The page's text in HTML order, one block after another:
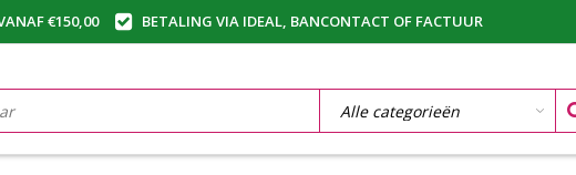
€150,00 BETALING VIA IDEAL, BANCONTACT OF FACTUUR